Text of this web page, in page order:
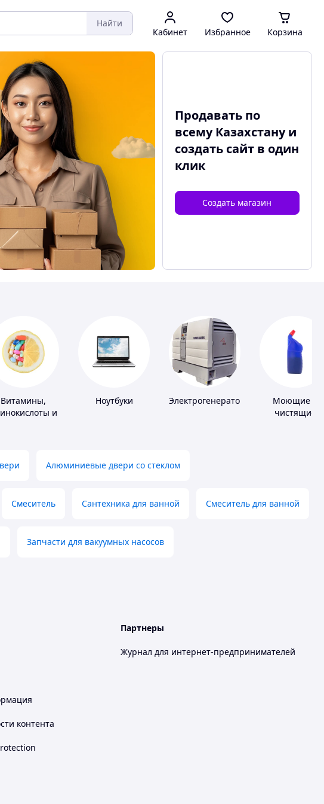
Найти
Кабинет Избранное Корзина
Продавать по
всему Казахстану и
создать сайтв один
клик
Создать магазин
Витамины,
и
Ноутбуки Электрогенераторы
Моющие и
чистящие
Алюминиевые двери со стеклом
Смеситель Сантехника для ванной Смеситель для ванной
Запчасти для вакуумных насосов
контента
Партнеры
Журнал для интернет-предпринимателей